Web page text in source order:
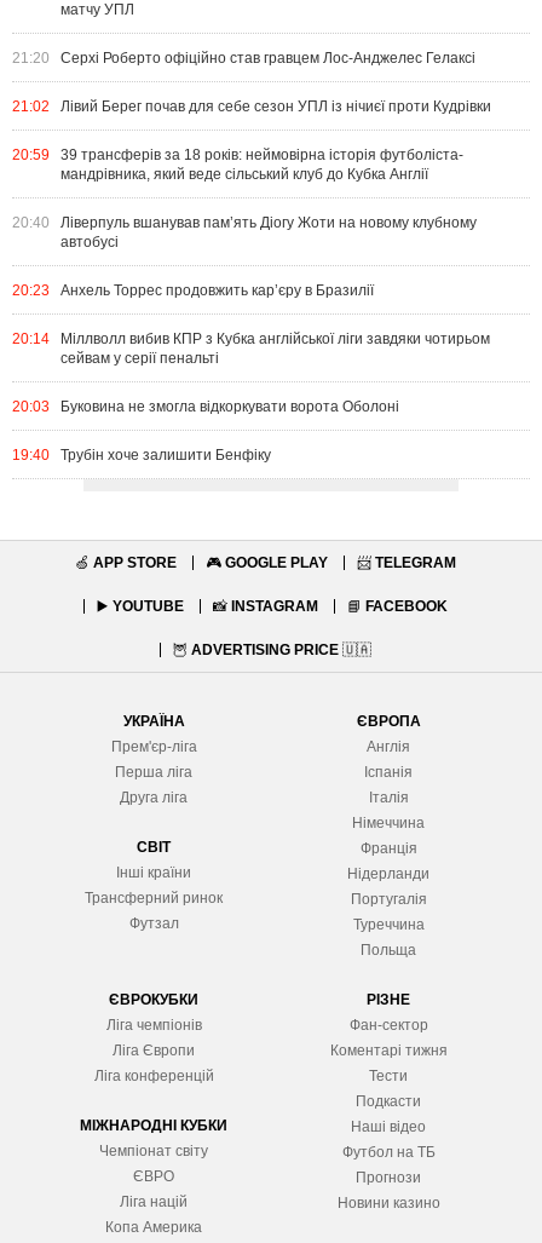
матчу УПЛ
21:20 Серхі Роберто офіційно став гравцем Лос-Анджелес Гелаксі
21:02 Лівий Берег почав для себе сезон УПЛ із нічиєї проти Кудрівки
20:59
39 трансферів за 18 років: неймовірна історія футболіста-
мандрівника, який веде сільський клуб до Кубка Англії
20:40
Ліверпуль вшанував пам’ять Діогу Жоти на новому клубному
автобусі
20:23 Анхель Торрес продовжить кар’єру в Бразилії
20:14
Міллволл вибив КПР з Кубка англійської ліги завдяки чотирьом
сейвам у серії пенальті
20:03 Буковина не змогла відкоркувати ворота Оболоні
19:40 Трубін хоче залишити Бенфіку
🍏 APP STORE 🎮 GOOGLE PLAY 📨 TELEGRAM
▶️ YOUTUBE 📸 INSTAGRAM 📘 FACEBOOK
🦉 ADVERTISING PRICE 🇺🇦
УКРАЇНА
Прем'єр-ліга
Перша ліга
Друга ліга
СВІТ
Інші країни
Трансферний ринок
Футзал
ЄВРОПА
Англія
Іспанія
Італія
Німеччина
Франція
Нідерланди
Португалія
Туреччина
Польща
ЄВРОКУБКИ
Ліга чемпіонів
Ліга Європи
Ліга конференцій
МІЖНАРОДНІ КУБКИ
Чемпіонат світу
ЄВРО
Ліга націй
Копа Америка
РІЗНЕ
Фан-сектор
Коментарі тижня
Тести
Подкасти
Наші відео
Футбол на ТБ
Прогнози
Новини казино